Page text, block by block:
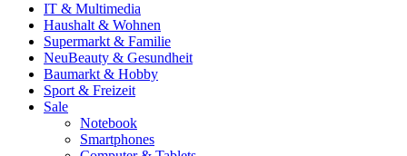
IT & Multimedia
Haushalt & Wohnen
Supermarkt & Familie
NeuBeauty & Gesundheit
Baumarkt & Hobby
Sport & Freizeit
Sale
Notebook
Smartphones